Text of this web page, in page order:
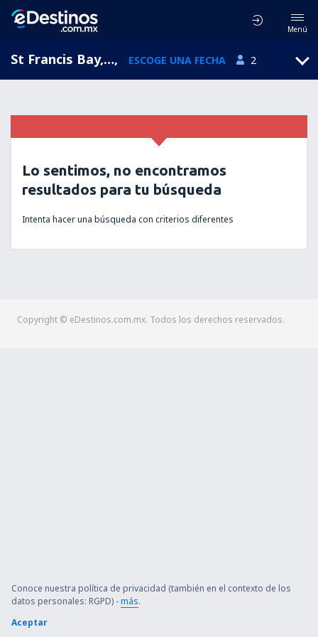
Menú
St Francis Bay, Eastern Cape, Sudáfrica, ESCOGE UNA FECHA 2
Lo sentimos, no encontramos
resultados para tu búsqueda
Intenta hacer una búsqueda con criterios diferentes
Copyright © eDestinos.com.mx. Todos los derechos reservados.
Conoce nuestra política de privacidad (también en el contexto de los
datos personales: RGPD) -más.
Aceptar